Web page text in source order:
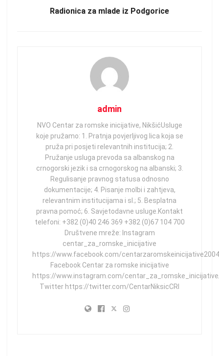
Radionica za mlade iz Podgorice
admin
NVO Centar za romske inicijative, NikšićUsluge
koje pružamo: 1. Pratnja povjerljivog lica koja se
pruža pri posjeti relevantnih institucija; 2.
Pružanje usluga prevoda sa albanskog na
crnogorski jezik i sa crnogorskog na albanski; 3.
Regulisanje pravnog statusa odnosno
dokumentacije; 4. Pisanje molbi i zahtjeva,
relevantnim institucijama i sl.; 5. Besplatna
pravna pomoć; 6. Savjetodavne usluge.Kontakt
telefoni: +382 (0)40 246 369 +382 (0)67 104 700
Društvene mreže: Instagram
centar_za_romske_inicijative
https://www.facebook.com/
Facebook Centar za romske inicijative
https://www.instagram.com/
Twitter https://twitter.com/CentarNiksicCRI